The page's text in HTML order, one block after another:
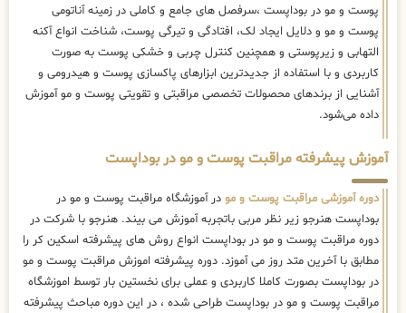
پوست و مو در بوداپست ،سرفصل های جامع و کاملی در زمینه آناتومی
پوست و مو و دلایل ایجاد لک، افتادگی و تیرگی پوست، شناخت انواع آکنه
التهابی و زیرپوستی و همچنین کنترل چربی و خشکی پوست به صورت
کاربردی و با استفاده از جدیدترین ابزارهای پاکسازی پوست و هیدرومی و
آشنایی از برندهای محصولات تخصصی مراقبتی و تقویتی پوست و مو آموزش
داده می‌شود.
آموزش پیشرفته مراقبت پوست و مو در بوداپست
دوره آموزشی مراقبت پوست و مو در آموزشگاه مراقبت پوست و مو در
بوداپست هنرجو زیر نظر مربی باتجربه آموزش می بیند. هنرجو با شرکت در
دوره مراقبت پوست و مو در بوداپست انواع روش های پیشرفته اسکین کر را
مطابق با آخرین متد روز می آموزد. دوره پیشرفته اموزش مراقبت پوست و مو
در بوداپست بصورت کاملا کاربردی و عملی برای نخستین بار توسط اموزشگاه
مراقبت پوست و مو در بوداپست طراحی شده ، در این دوره مباحث پیشرفته